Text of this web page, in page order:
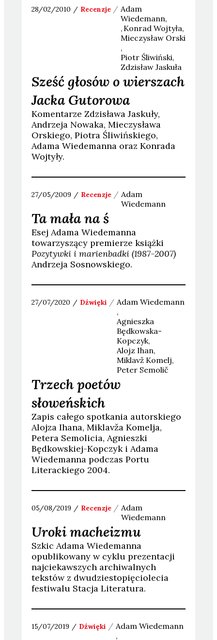
28/02/2010 Recenzje
Adam
Wiedemann
KonradWojtyła
MieczysławOrski
PiotrŚliwiński
ZdzisławJaskuła
Sześć głosów o wierszach
Jacka Gutorowa
Komentarze Zdzisława Jaskuły,
Andrzeja Nowaka, Mieczysława
Orskiego, Piotra Śliwińskiego,
Adama Wiedemanna oraz Konrada
Wojtyły.
27/05/2009 Recenzje
Adam
Wiedemann
Ta mała na ś
Esej Adama Wiedemanna
towarzyszący premierze książki
Pozytywki i marienbadki (1987-2007)
Andrzeja Sosnowskiego.
27/07/2020 Dźwięki AdamWiedemann
Agnieszka
Będkowska-
Kopczyk
Alojz Ihan
MiklavžKomelj
PeterSemolič
Trzech poetów
słoweńskich
Zapis całego spotkania autorskiego
Alojza Ihana, Miklavža Komelja,
Petera Semolicia, Agnieszki
Będkowskiej-Kopczyk i Adama
Wiedemanna podczas Portu
Literackiego 2004.
05/08/2019 Recenzje
Adam
Wiedemann
Uroki macheizmu
Szkic Adama Wiedemanna
opublikowany w cyklu prezentacji
najciekawszych archiwalnych
tekstów z dwudziestopięciolecia
festiwalu Stacja Literatura.
15/07/2019 Dźwięki AdamWiedemann